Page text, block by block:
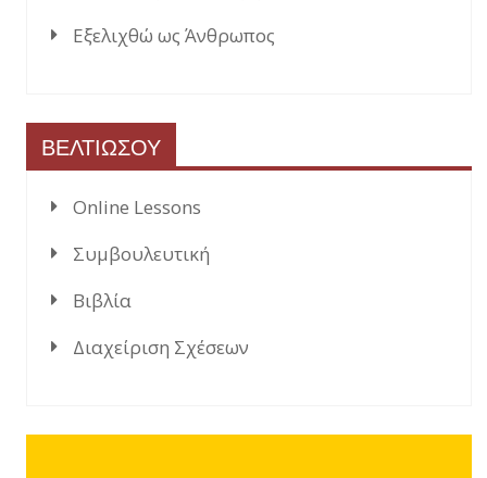
Εξελιχθώ ως Άνθρωπος
ΒΕΛΤΙΩΣΟΥ
Online Lessons
Συμβουλευτική
Βιβλία
Διαχείριση Σχέσεων